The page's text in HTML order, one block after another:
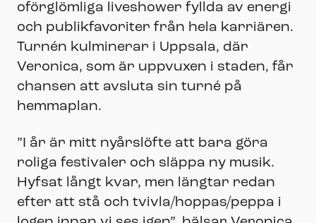
oförglömliga liveshower fyllda av energi
och publikfavoriter från hela karriären.
Turnén kulminerar i Uppsala, där
Veronica, som är uppvuxen i staden, får
chansen att avsluta sin turné på
hemmaplan.
”I år är mitt nyårslöfte att bara göra
roliga festivaler och släppa ny musik.
Hyfsat långt kvar, men längtar redan
efter att stå och tvivla/hoppas/peppa i